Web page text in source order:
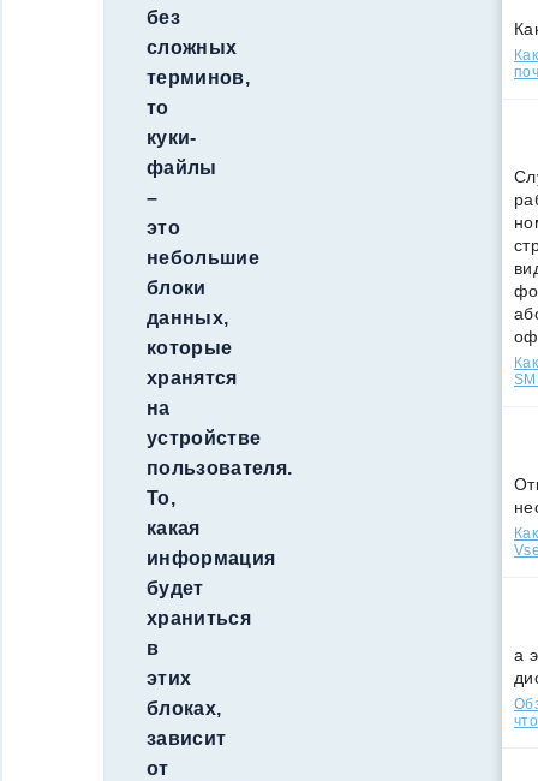
без
сложных
терминов,
то
куки-
файлы
–
это
небольшие
блоки
данных,
которые
хранятся
на
устройстве
пользователя.
То,
какая
информация
будет
храниться
в
этих
блоках,
зависит
от
а